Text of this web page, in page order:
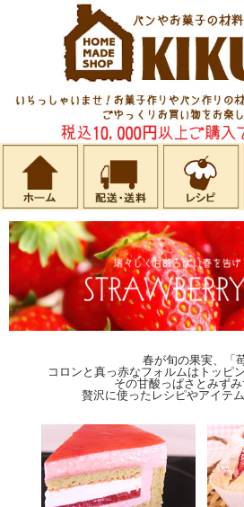
春が旬の果実、「
コロンと真っ赤なフォルムはトッピ
その甘酸っぱさとみずみ
贅沢に使ったレシピやアイテ